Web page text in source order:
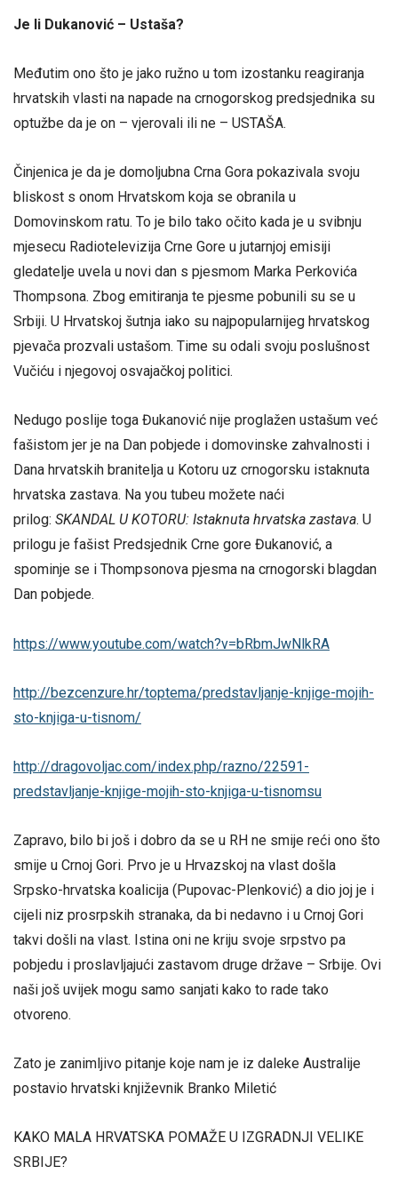
Je li Dukanović – Ustaša?
Međutim ono što je jako ružno u tom izostanku reagiranja
hrvatskih vlasti na napade na crnogorskog predsjednika su
optužbe da je on – vjerovali ili ne – USTAŠA.
Činjenica je da je domoljubna Crna Gora pokazivala svoju
bliskost s onom Hrvatskom koja se obranila u
Domovinskom ratu. To je bilo tako očito kada je u svibnju
mjesecu Radiotelevizija Crne Gore u jutarnjoj emisiji
gledatelje uvela u novi dan s pjesmom Marka Perkovića
Thompsona. Zbog emitiranja te pjesme pobunili su se u
Srbiji. U Hrvatskoj šutnja iako su najpopularnijeg hrvatskog
pjevača prozvali ustašom. Time su odali svoju poslušnost
Vučiću i njegovoj osvajačkoj politici.
Nedugo poslije toga Đukanović nije proglažen ustašum već
fašistom jer je na Dan pobjede i domovinske zahvalnosti i
Dana hrvatskih branitelja u Kotoru uz crnogorsku istaknuta
hrvatska zastava. Na you tubeu možete naći
prilog: SKANDAL U KOTORU: Istaknuta hrvatska zastava. U
prilogu je fašist Predsjednik Crne gore Đukanović, a
spominje se i Thompsonova pjesma na crnogorski blagdan
Dan pobjede.
https://www.youtube.com/watch?v=bRbmJwNlkRA
http://bezcenzure.hr/toptema/predstavljanje-knjige-mojih-
sto-knjiga-u-tisnom/
http://dragovoljac.com/index.php/razno/22591-
predstavljanje-knjige-mojih-sto-knjiga-u-tisnomsu
Zapravo, bilo bi još i dobro da se u RH ne smije reći ono što
smije u Crnoj Gori. Prvo je u Hrvazskoj na vlast došla
Srpsko-hrvatska koalicija (Pupovac-Plenković) a dio joj je i
cijeli niz prosrpskih stranaka, da bi nedavno i u Crnoj Gori
takvi došli na vlast. Istina oni ne kriju svoje srpstvo pa
pobjedu i proslavljajući zastavom druge države – Srbije. Ovi
naši još uvijek mogu samo sanjati kako to rade tako
otvoreno.
Zato je zanimljivo pitanje koje nam je iz daleke Australije
postavio hrvatski književnik Branko Miletić
KAKO MALA HRVATSKA POMAŽE U IZGRADNJI VELIKE
SRBIJE?